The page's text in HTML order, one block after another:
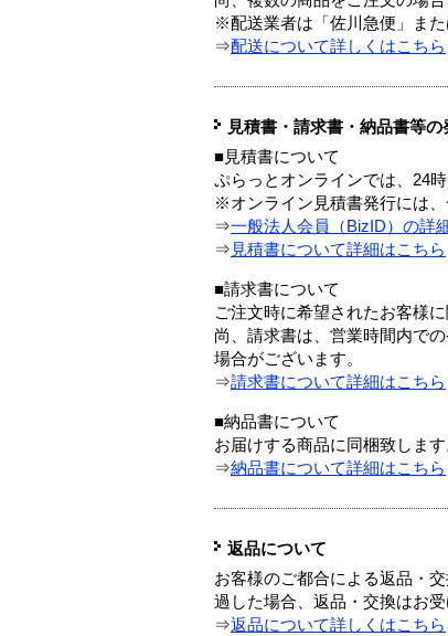
※配送業者は「佐川急便」ま
⇒配送について詳しくはこちら
見積書・請求書・納品書等の
■見積書について
ぷらっとオンラインでは、24
※オンライン見積書発行には、
⇒一般法人会員（BizID）の詳
⇒ 見積書について詳細はこちら
■請求書について
ご注文時に希望されたお客様
尚、請求書は、営業時間内で
場合がございます。
⇒請求書について詳細はこちら
■納品書について
お届けする商品に同梱致します
⇒納品書について詳細はこちら
返品について
お客様のご都合による返品・
過した場合、返品・交換はお受
⇒返品について詳しくはこちら